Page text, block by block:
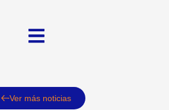
Ver más noticias